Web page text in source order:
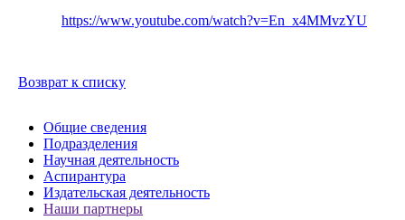
https://www.youtube.com/watch?v=En_x4MMvzYU
Возврат к списку
Общие сведения
Подразделения
Научная деятельность
Аспирантура
Издательская деятельность
Наши партнеры